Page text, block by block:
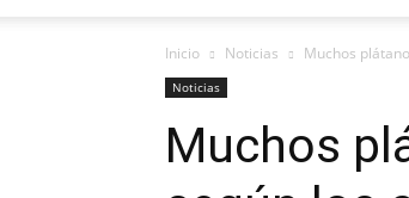
Inicio Noticias Muchos
Noticias
Muchos